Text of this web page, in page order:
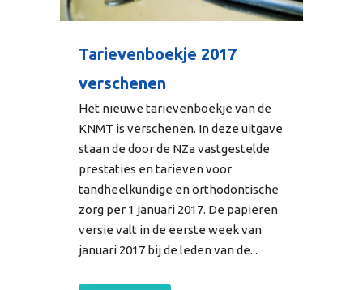
Tarievenboekje 2017
verschenen
Het nieuwe tarievenboekje van de
KNMT is verschenen. In deze uitgave
staan de door de NZa vastgestelde
prestaties en tarieven voor
tandheelkundige en orthodontische
zorg per 1 januari 2017. De papieren
versie valt in de eerste week van
januari 2017 bij de leden van de...